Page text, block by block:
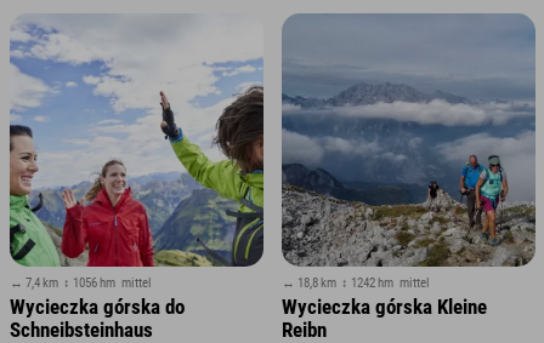
↔ 7,4 km ↕ 1056 hm mittel
Wycieczka górska do
Schneibsteinhaus
↔ 18,8 km ↕ 1242 hm mittel
Wycieczka górska Kleine
Reibn